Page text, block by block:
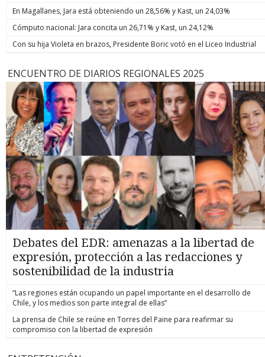
En Magallanes, Jara está obteniendo un 28,56% y Kast, un 24,03%
Cómputo nacional: Jara concita un 26,71% y Kast, un 24,12%
Con su hija Violeta en brazos, Presidente Boric votó en el Liceo Industrial
ENCUENTRO DE DIARIOS REGIONALES 2025
Debates del EDR: amenazas a la libertad de
expresión, protección a las redacciones y
sostenibilidad de la industria
“Las regiones están ocupando un papel importante en el desarrollo de
Chile, y los medios son parte integral de ellas”
La prensa de Chile se reúne en Torres del Paine para reafirmar su
compromiso con la libertad de expresión